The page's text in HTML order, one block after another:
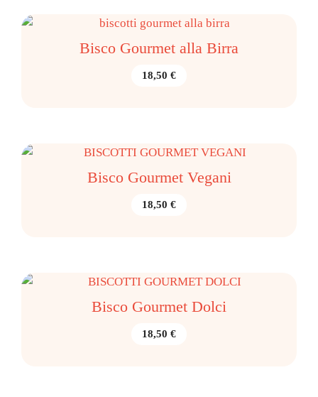
Bisco Gourmet alla Birra
18,50 €
Bisco Gourmet Vegani
18,50 €
Bisco Gourmet Dolci
18,50 €